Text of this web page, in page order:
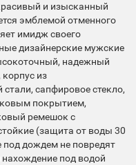
и изысканный
эмблемой отменного
имидж своего
дизайнерские мужские
надежный
из
сапфировое стекло,
покрытием,
ремешок с
(защита от воды 30
дождем не повредят
под водой